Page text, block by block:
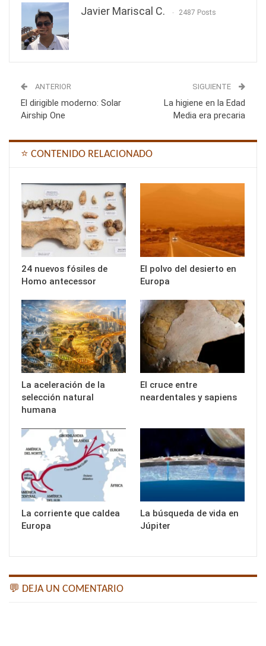
Javier Mariscal C. 2487 Posts
ANTERIOR
El dirigible moderno: Solar
Airship One
SIGUIENTE
La higiene en la Edad
Media era precaria
⭐ CONTENIDO RELACIONADO
24 nuevos fósiles de
Homo antecessor
El polvo del desierto en
Europa
La aceleración de la
selección natural
humana
El cruce entre
neardentales y sapiens
La corriente que caldea
Europa
La búsqueda de vida en
Júpiter
💬 DEJA UN COMENTARIO